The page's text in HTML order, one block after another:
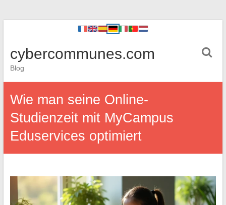
cybercommunes.com
Blog
Wie man seine Online-
Studienzeit mit MyCampus
Eduservices optimiert